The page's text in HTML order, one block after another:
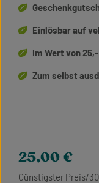
Durchschnittliche
Einlösbar auf
Im Wert von
Zum selbst
Regulärer Preis:
25,00 €
Günstigster Preis/